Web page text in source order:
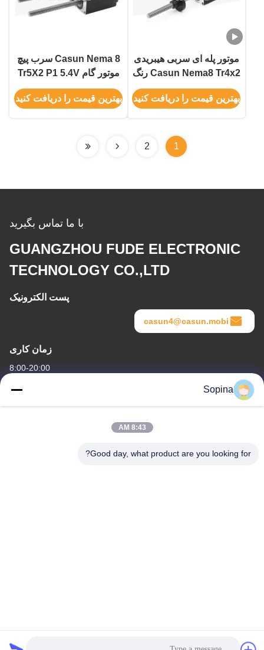
موتور پله ای سربی هیبریدی
Casun Nema8 Tr4x2 رنگ
مشکی
بهترین قیمت را دریافت کنید
Casun Nema 8 سرب پیچ
موتور گام Tr5X2 P1 5.4V
38mm بدن دقت بالا
32mN.m برای تجهیزات
بهترین قیمت را دریافت کنید
1
2
با ما تماس بگیرید
GUANGZHOU FUDE ELECTRONIC
TECHNOLOGY CO.,LTD
پست الکترونیک
casun4@casun.mobi
زمان کاری
8:00-20:00
آدرس ما Sopina
8:43 AM
Good day, what product are you looking for?